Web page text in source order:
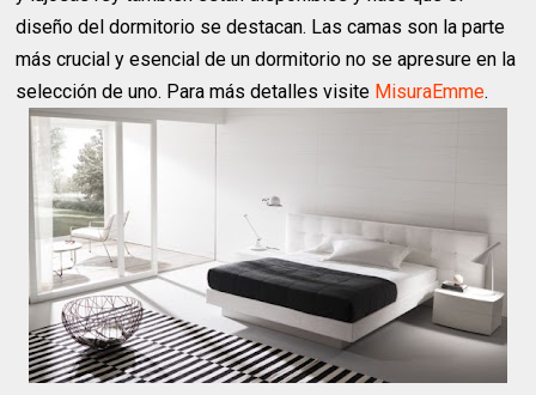
diseño del dormitorio se destacan. Las camas son la parte
más crucial y esencial de un dormitorio no se apresure en la
selección de uno. Para más detalles visite MisuraEmme.